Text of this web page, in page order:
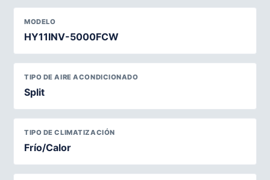
MODELO
HY11INV-5000FCW
TIPO DE AIRE ACONDICIONADO
Split
TIPO DE CLIMATIZACIÓN
Frío/Calor